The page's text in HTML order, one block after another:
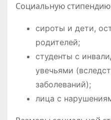
Социальную стипендию
сироты и дети,
родителей;
студенты с
увечьями
заболеваний);
лица с